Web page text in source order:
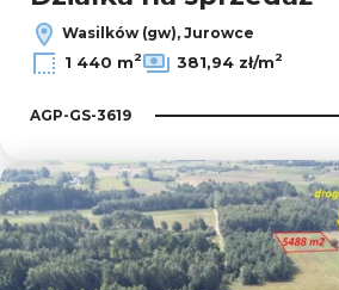
Wasilków (gw), Jurowce
1 440 m2 381,94 zł/m2
AGP-GS-3619